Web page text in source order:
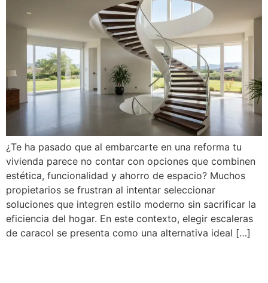
¿Te ha pasado que al embarcarte en una reforma tu
vivienda parece no contar con opciones que combinen
estética, funcionalidad y ahorro de espacio? Muchos
propietarios se frustran al intentar seleccionar
soluciones que integren estilo moderno sin sacrificar la
eficiencia del hogar. En este contexto, elegir escaleras
de caracol se presenta como una alternativa ideal […]